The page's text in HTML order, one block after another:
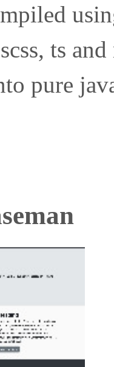
ts
pure